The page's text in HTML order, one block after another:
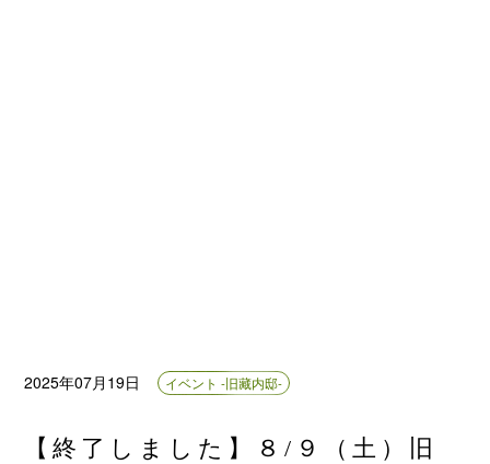
2025年07月19日 イベント -旧藏内邸-
【終了しました】８/９（土）旧